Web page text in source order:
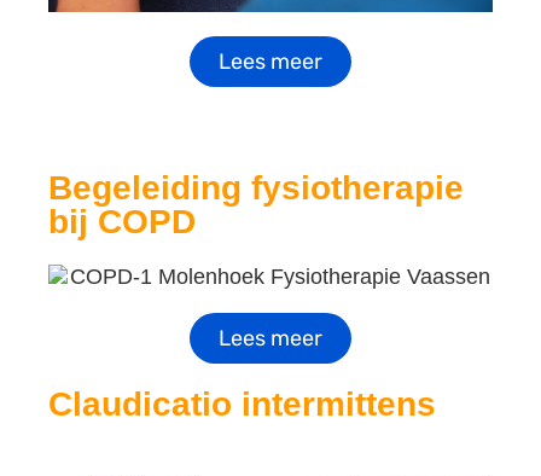
Lees meer
Begeleiding fysiotherapie
bij COPD
Lees meer
Claudicatio intermittens